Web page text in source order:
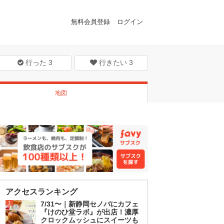
無料会員登録 ログイン
行った 3 行きたい 3
地図
アクセスランキング
1
7/31〜｜新静岡セノバにカフェ
『けのひ堂ラボ』が出店！濃厚
クロックムッシュにスイーツも